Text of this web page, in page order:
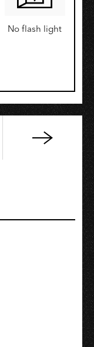
No flash light